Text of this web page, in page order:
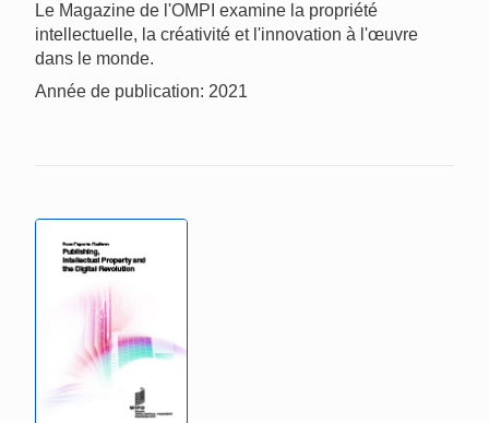
Le Magazine de l'OMPI examine la propriété
intellectuelle, la créativité et l'innovation à l'œuvre
dans le monde.
Année de publication: 2021